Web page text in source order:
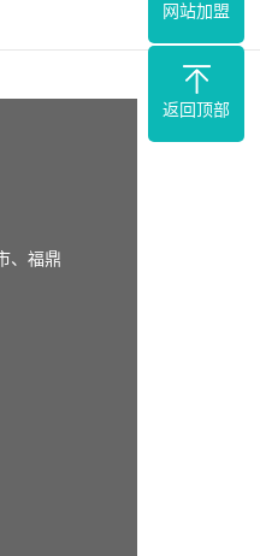
、 福鼎
网站加盟
返回顶部